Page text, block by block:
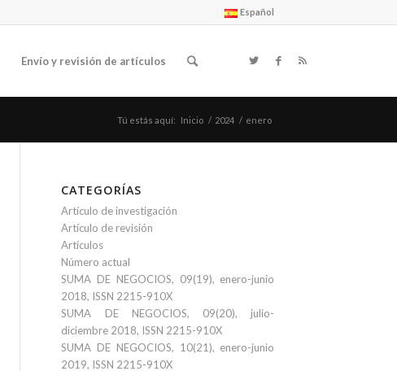
Español
Envío y revisión de artículos
Tú estás aquí: Inicio / 2024 / enero
CATEGORÍAS
Artículo de investigación
Artículo de revisión
Artículos
Número actual
SUMA DE NEGOCIOS, 09(19), enero-junio
2018, ISSN 2215-910X
SUMA DE NEGOCIOS, 09(20), julio-
diciembre 2018, ISSN 2215-910X
SUMA DE NEGOCIOS, 10(21), enero-junio
2019, ISSN 2215-910X